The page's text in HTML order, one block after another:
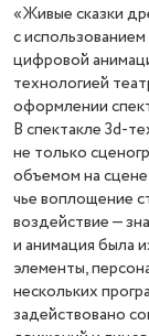
«Живые сказки
с
цифровой
технологией
оформлении
В спектакле 3d-
не только
объемом на
чье воплощение
воздействие —
и анимация была
элементы,
нескольких
задействовано